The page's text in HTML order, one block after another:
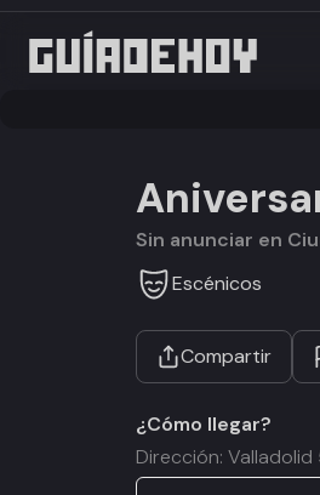
Sin anunciar en
Escénicos
Compartir
¿Cómo llegar?
Dirección: